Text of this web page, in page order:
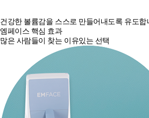
건강한 볼륨감을 스스로 만들어내도록 유도합
엠페이스 핵심 효과
많은 사람들이 찾는 이유있는 선택